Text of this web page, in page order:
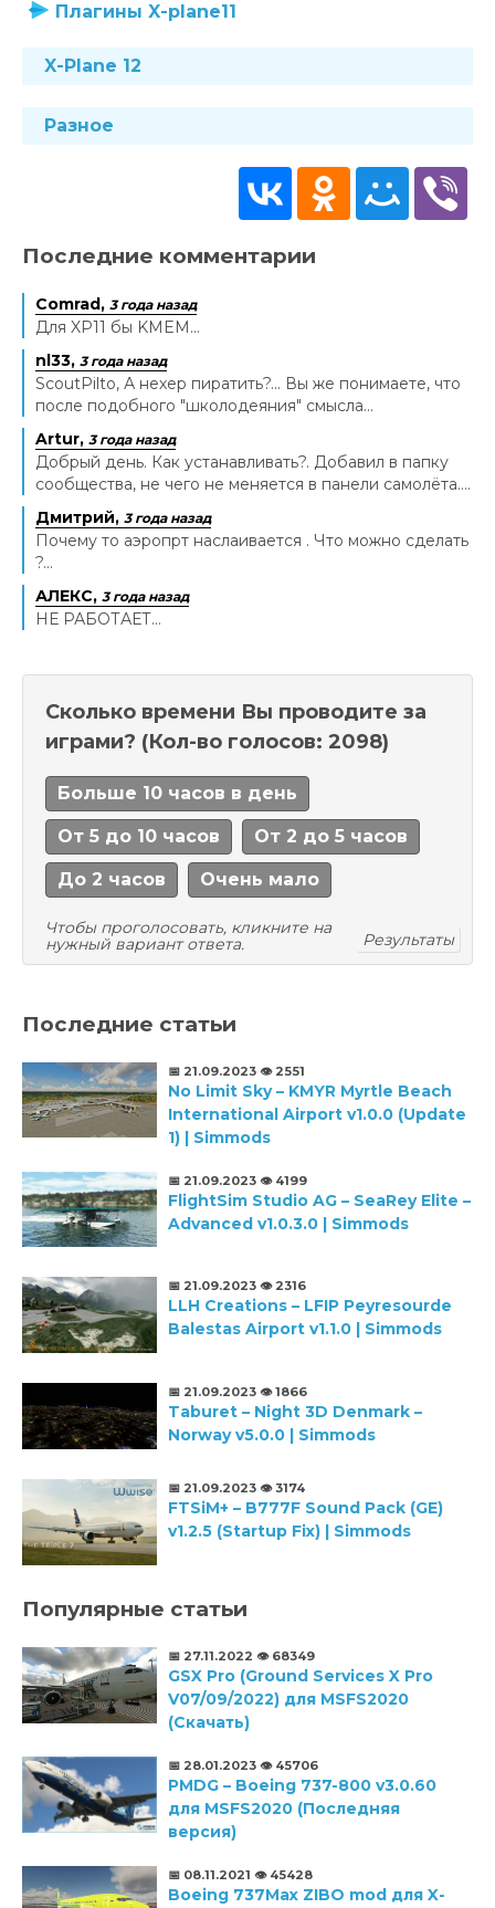
Плагины X-plane11
X-Plane 12
Разное
Последние комментарии
Comrad, 3 года назад
Для XP11 бы KMEM...
nl33, 3 года назад
ScoutPilto, А нехер пиратить?... Вы же понимаете, что
после подобного "школодеяния" смысла...
Artur, 3 года назад
Добрый день. Как устанавливать?. Добавил в папку
сообщества, не чего не меняется в панели самолёта....
Дмитрий, 3 года назад
Почему то аэропрт наслаивается . Что можно сделать
?...
АЛЕКС, 3 года назад
НЕ РАБОТАЕТ...
Сколько времени Вы проводите за
играми? (Кол-во голосов: 2098)
Больше 10 часов в день
От 5 до 10 часов От 2 до 5 часов
До 2 часов Очень мало
Чтобы проголосовать, кликните на
нужный вариант ответа.
Результаты
Последние статьи
📅 21.09.2023 👁️ 2551
No Limit Sky – KMYR Myrtle Beach
International Airport v1.0.0 (Update
1) | Simmods
📅 21.09.2023 👁️ 4199
FlightSim Studio AG – SeaRey Elite –
Advanced v1.0.3.0 | Simmods
📅 21.09.2023 👁️ 2316
LLH Creations – LFIP Peyresourde
Balestas Airport v1.1.0 | Simmods
📅 21.09.2023 👁️ 1866
Taburet – Night 3D Denmark –
Norway v5.0.0 | Simmods
📅 21.09.2023 👁️ 3174
FTSiM+ – B777F Sound Pack (GE)
v1.2.5 (Startup Fix) | Simmods
Популярные статьи
📅 27.11.2022 👁️ 68349
GSX Pro (Ground Services X Pro
V07/09/2022) для MSFS2020
(Скачать)
📅 28.01.2023 👁️ 45706
PMDG – Boeing 737-800 v3.0.60
для MSFS2020 (Последняя
версия)
📅 08.11.2021 👁️ 45428
Boeing 737Max ZIBO mod для X-